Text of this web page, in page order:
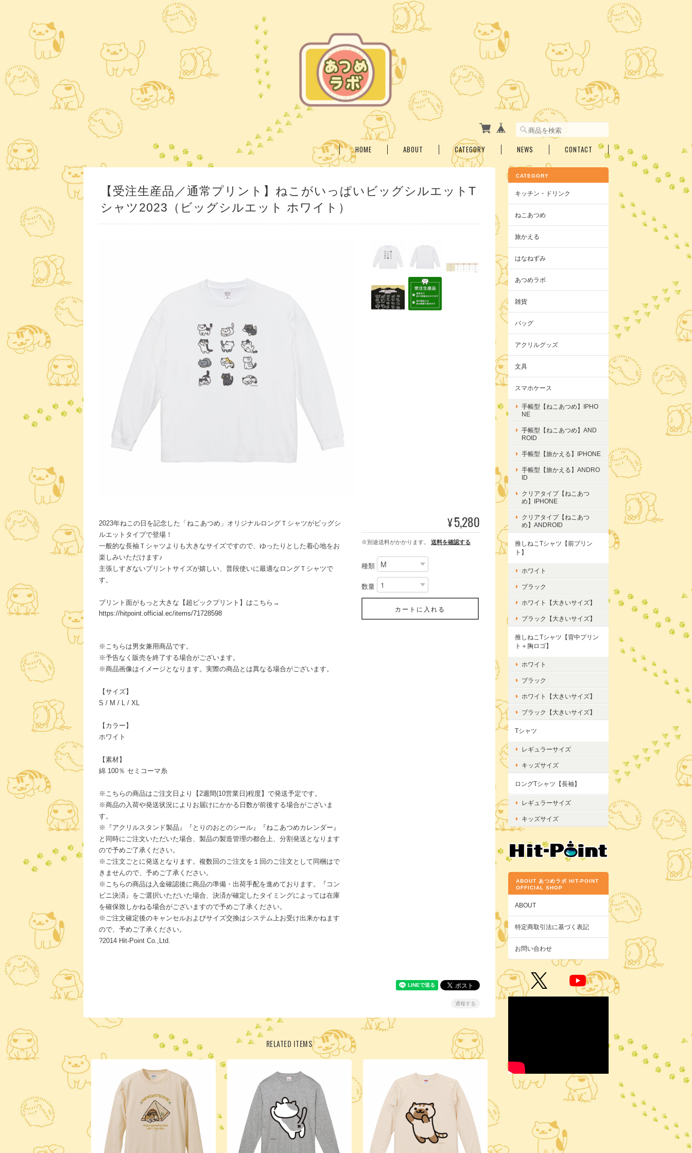
HOME ABOUT CATEGORY NEWS CONTACT
【受注生産品／通常プリント】ねこがいっぱいビッグシルエットT
シャツ2023（ビッグシルエット ホワイト）
2023年ねこの日を記念した「ねこあつめ」オリジナルロングＴシャツがビッグシ
ルエットタイプで登場！
一般的な長袖Ｔシャツよりも大きなサイズですので、ゆったりとした着心地をお
楽しみいただけます♪
主張しすぎないプリントサイズが嬉しい、普段使いに最適なロングＴシャツで
す。
プリント面がもっと大きな【超ビックプリント】はこちら→
https://hitpoint.official.ec/items/71728598
※こちらは男女兼用商品です。
※予告なく販売を終了する場合がございます。
※商品画像はイメージとなります。実際の商品とは異なる場合がございます。
【サイズ】
S / M / L / XL
【カラー】
ホワイト
【素材】
綿 100％ セミコーマ糸
※こちらの商品はご注文日より【2週間(10営業日)程度】で発送予定です。
※商品の入荷や発送状況によりお届けにかかる日数が前後する場合がございま
す。
※『アクリルスタンド製品』『とりのおとのシール』『ねこあつめカレンダー』
と同時にご注文いただいた場合、製品の製造管理の都合上、分割発送となります
ので予めご了承ください。
※ご注文ごとに発送となります。複数回のご注文を１回のご注文として同梱はで
きませんので、予めご了承ください。
※こちらの商品は入金確認後に商品の準備・出荷手配を進めております。『コン
ビニ決済』をご選択いただいた場合、決済が確定したタイミングによっては在庫
を確保致しかねる場合がございますので予めご了承ください。
※ご注文確定後のキャンセルおよびサイズ交換はシステム上お受け出来かねます
ので、予めご了承ください。
?2014 Hit-Point Co.,Ltd.
¥5,280
※別途送料がかかります。 送料を確認する
種類
数量
カートに入れる
通報する
RELATED ITEMS
CATEGORY
キッチン・ドリンク
ねこあつめ
旅かえる
はなねずみ
あつめラボ
雑貨
バッグ
アクリルグッズ
文具
スマホケース
手帳型【ねこあつめ】IPHO
NE
手帳型【ねこあつめ】AND
ROID
手帳型【旅かえる】IPHONE
手帳型【旅かえる】ANDRO
ID
クリアタイプ【ねこあつ
め】IPHONE
クリアタイプ【ねこあつ
め】ANDROID
推しねこTシャツ【前プリン
ト】
ホワイト
ブラック
ホワイト【大きいサイズ】
ブラック【大きいサイズ】
推しねこTシャツ【背中プリン
ト＋胸ロゴ】
ホワイト
ブラック
ホワイト【大きいサイズ】
ブラック【大きいサイズ】
Tシャツ
レギュラーサイズ
キッズサイズ
ロングTシャツ【長袖】
レギュラーサイズ
キッズサイズ
ABOUT あつめラボ HIT-POINT
OFFICIAL SHOP
ABOUT
特定商取引法に基づく表記
お問い合わせ